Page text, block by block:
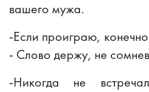
вашего мужа.
-Если проиграю,
- Слово держу, не
-Никогда не